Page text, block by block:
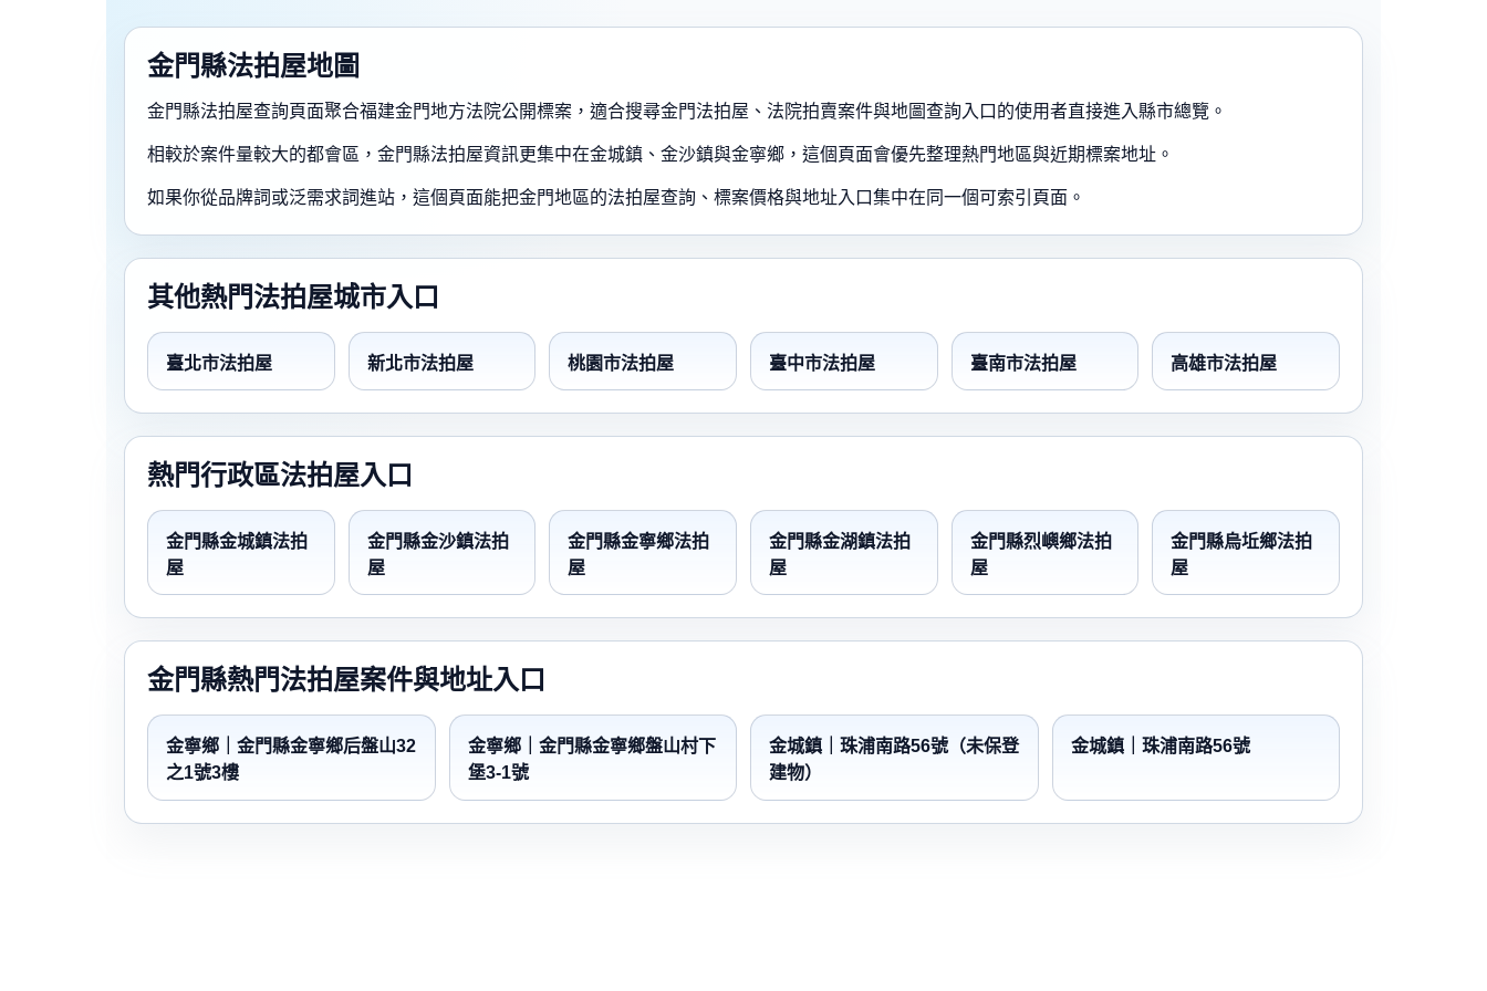
金門縣法拍屋地圖
金門縣法拍屋查詢頁面聚合福建金門地方法院公開標案，適合搜尋金門法拍屋、法院拍賣案件與地圖查詢入口的使用者直接進入縣市總覽。
相較於案件量較大的都會區，金門縣法拍屋資訊更集中在金城鎮、金沙鎮與金寧鄉，這個頁面會優先整理熱門地區與近期標案地址。
如果你從品牌詞或泛需求詞進站，這個頁面能把金門地區的法拍屋查詢、標案價格與地址入口集中在同一個可索引頁面。
其他熱門法拍屋城市入口
臺北市法拍屋 新北市法拍屋 桃園市法拍屋 臺中市法拍屋 臺南市法拍屋 高雄市法拍屋
熱門行政區法拍屋入口
金門縣金城鎮法拍
屋
金門縣金沙鎮法拍
屋
金門縣金寧鄉法拍
屋
金門縣金湖鎮法拍
屋
金門縣烈嶼鄉法拍
屋
金門縣烏坵鄉法拍
屋
金門縣熱門法拍屋案件與地址入口
金寧鄉｜金門縣金寧鄉后盤山32
之1號3樓
金寧鄉｜金門縣金寧鄉盤山村下
堡3-1號
金城鎮｜珠浦南路56號（未保登
建物）
金城鎮｜珠浦南路56號